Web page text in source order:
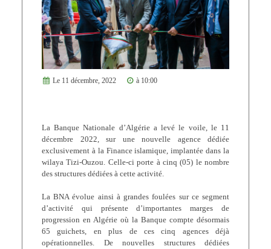
Le 11 décembre, 2022 à 10:00
La Banque Nationale d’Algérie a levé le voile, le 11
décembre 2022, sur une nouvelle agence dédiée
exclusivement à la Finance islamique, implantée dans la
wilaya Tizi-Ouzou. Celle-ci porte à cinq (05) le nombre
des structures dédiées à cette activité.
La BNA évolue ainsi à grandes foulées sur ce segment
d’activité qui présente d’importantes marges de
progression en Algérie où la Banque compte désormais
65 guichets, en plus de ces cinq agences déjà
opérationnelles. De nouvelles structures dédiées